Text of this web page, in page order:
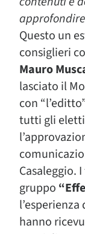
Questo un
consiglieri
Mauro
lasciato il
con
tutti gli eletti
Casaleggio.
gruppo
hanno